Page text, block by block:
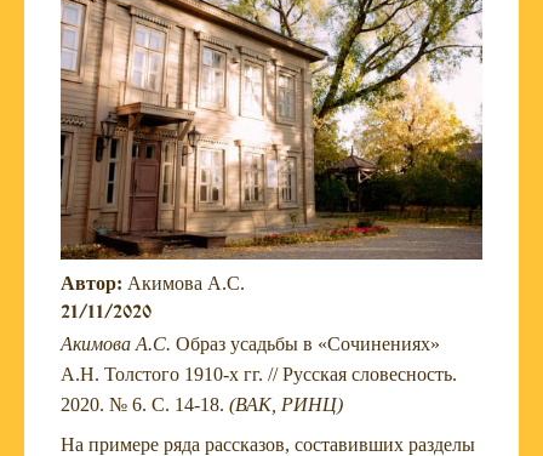
Автор: Акимова А.С.
21/11/2020
Акимова А.С. Образ усадьбы в «Сочинениях»
А.Н. Толстого 1910-х гг. // Русская словесность.
2020. № 6. С. 14-18. (ВАК, РИНЦ)
На примере ряда рассказов, составивших разделы